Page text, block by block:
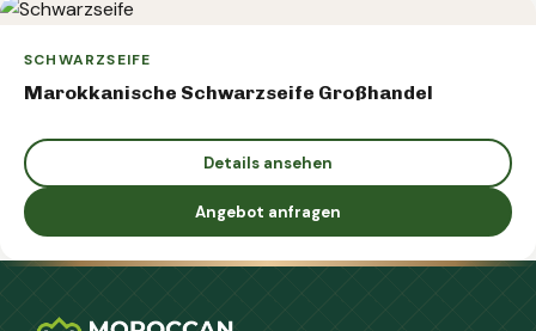
SCHWARZSEIFE
Marokkanische Schwarzseife Großhandel
Details ansehen
Angebot anfragen